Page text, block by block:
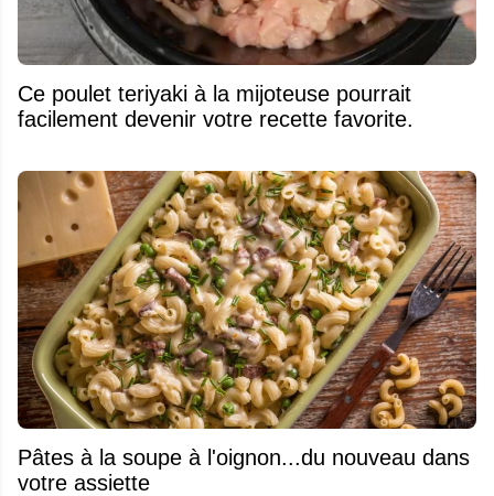
Ce poulet teriyaki à la mijoteuse pourrait
facilement devenir votre recette favorite.
Pâtes à la soupe à l'oignon...du nouveau dans
votre assiette